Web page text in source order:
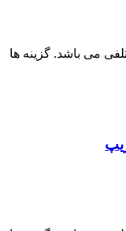
می باشد. گزینه ها